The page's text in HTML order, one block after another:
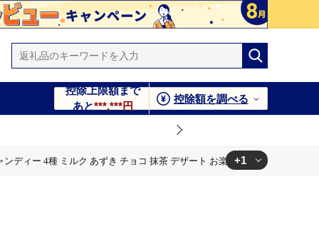
控除上限額まで
あと***,***円
控除額を調べる
ディー 4種 ミルク あずき チョコ 抹茶 デザート お楽しみ
+1